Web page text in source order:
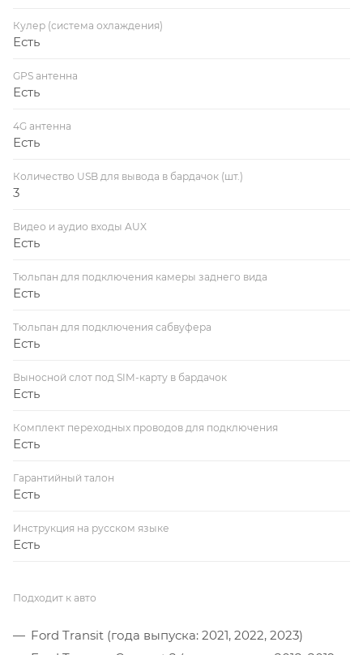
Кулер (система охлаждения)
Есть
GPS антенна
Есть
4G антенна
Есть
Количество USB для вывода в бардачок (шт.)
3
Видео и аудио входы AUX
Есть
Тюльпан для подключения камеры заднего вида
Есть
Тюльпан для подключения сабвуфера
Есть
Выносной слот под SIM-карту в бардачок
Есть
Комплект переходных проводов для подключения
Есть
Гарантийный талон
Есть
Инструкция на русском языке
Есть
Подходит к авто
Ford Transit (года выпуска: 2021, 2022, 2023)